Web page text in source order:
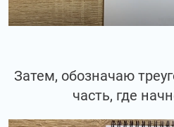
Затем, обозначаю
часть, где